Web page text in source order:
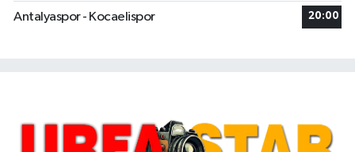
Antalyaspor - Kocaelispor 20:00